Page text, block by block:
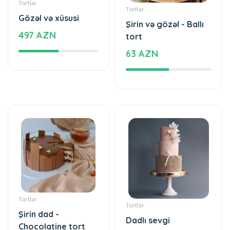
Tortlar
Gözəl və xüsusi
497 AZN
Tortlar
Şirin və gözəl - Ballı
tort
63 AZN
Tortlar
Şirin dad -
Chocolatine tort
Tortlar
Dadlı sevgi